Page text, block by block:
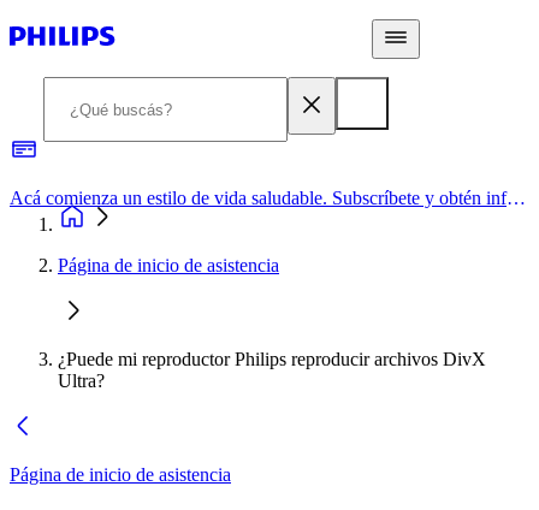
Acá comienza un estilo de vida saludable. Subscríbete y obtén información de primera mano
Página de inicio de asistencia
¿Puede mi reproductor Philips reproducir archivos DivX
Ultra?
Página de inicio de asistencia